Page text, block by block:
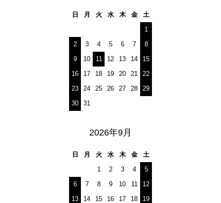
日 月 火 水 木 金
土
1
2
3 4 5 6 7
8
9
10 11 12 13 14
15
16
17 18 19 20 21
22
23
24 25 26 27 28
29
30
31
2026年9月
日 月 火 水 木 金
土
1
2 3 4
5
6
7 8 9 10 11
12
13
14 15 16 17 18
19